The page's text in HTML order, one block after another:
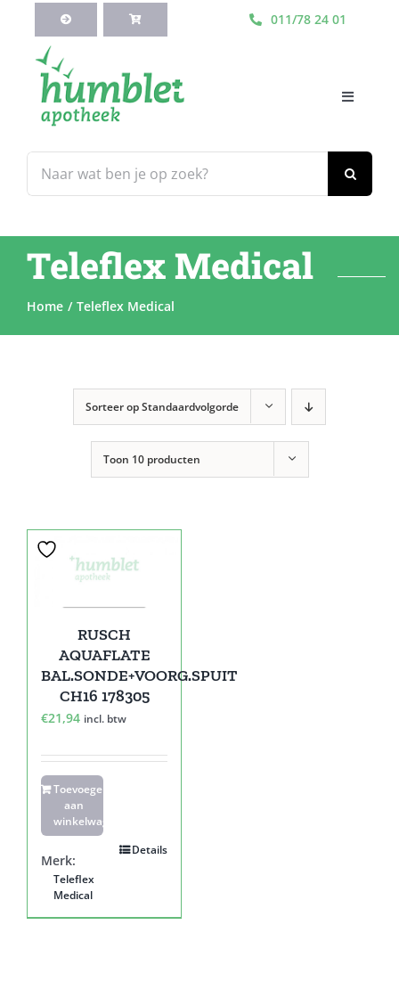
inhoud
011/78 24 01
naar:
Toggle
Webshop
Blog
Teleflex Medical
Home Teleflex Medical
Sorteer opStandaardvolgorde
Toon 10 producten
RUSCH
AQUAFLATE
BAL.SONDE+VOORG.SPUIT
CH16 178305
€21,94 incl. btw
Toevoegen
aan
winkelwagen
Details
Merk:
Teleflex
Medical